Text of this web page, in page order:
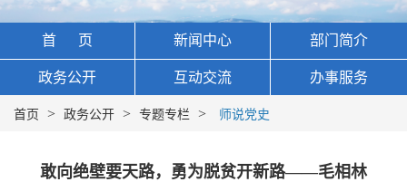
首 页 新闻中心 部门简介
政务公开 互动交流 办事服务
首页 > 政务公开 > 专题专栏 > 师说党史
敢向绝壁要天路，勇为脱贫开新路——毛相林